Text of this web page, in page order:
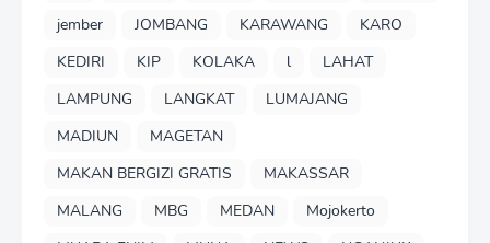
jember
JOMBANG KARAWANG
KARO
KEDIRI
KIP KOLAKA l
LAHAT
LAMPUNG
LANGKAT
LUMAJANG
MADIUN
MAGETAN
MAKAN BERGIZI GRATIS
MAKASSAR
MALANG
MBG MEDAN
Mojokerto